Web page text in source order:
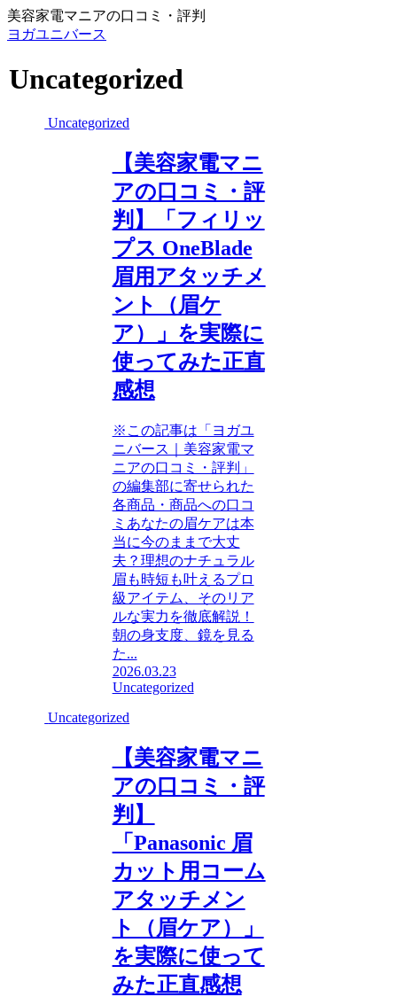
美容家電マニアの口コミ・評判
ヨガユニバース
Uncategorized
Uncategorized
【美容家電マニ
アの口コミ・評
判】「フィリッ
プス OneBlade
眉用アタッチメ
ント（眉ケ
ア）」を実際に
使ってみた正直
感想
※この記事は「ヨガユ
ニバース｜美容家電マ
ニアの口コミ・評判」
の編集部に寄せられた
各商品・商品への口コ
ミあなたの眉ケアは本
当に今のままで大丈
夫？理想のナチュラル
眉も時短も叶えるプロ
級アイテム、そのリア
ルな実力を徹底解説！
朝の身支度、鏡を見る
た...
2026.03.23
Uncategorized
Uncategorized
【美容家電マニ
アの口コミ・評
判】
「Panasonic 眉
カット用コーム
アタッチメン
ト（眉ケア）」
を実際に使って
みた正直感想